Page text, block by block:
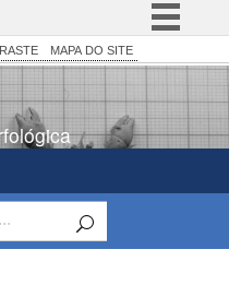
Simplifique!
Participe
Legislação
Canais
MAPA DO SITE